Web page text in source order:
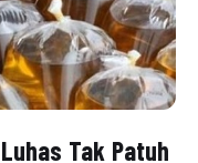
Tak Patuh